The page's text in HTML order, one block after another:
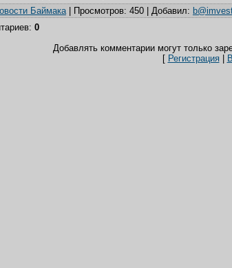
Баймака| Просмотров: 450 | Добавил:
: 0
Добавлять комментарии могут только
[ Регистрация|